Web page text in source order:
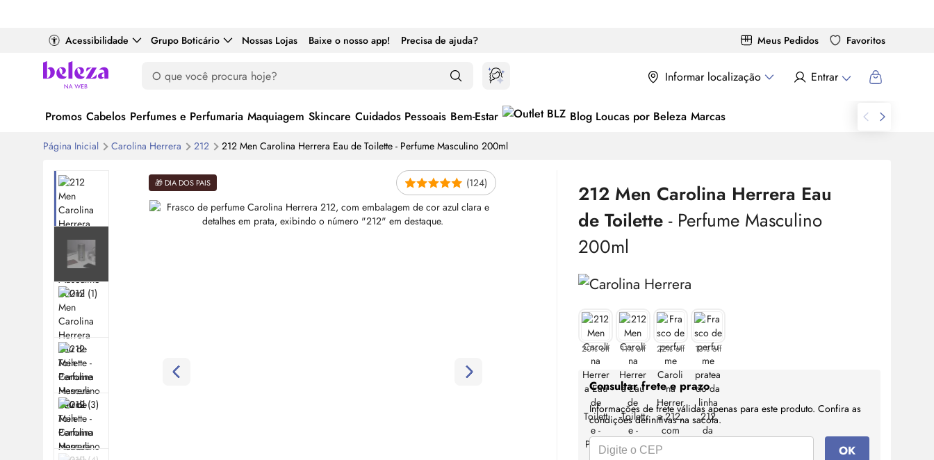
Acessibilidade Grupo Boticário Nossas Lojas Baixe o nosso app! Precisa de ajuda? Meus Pedidos Favoritos
Informar localização Entrar
Promos Cabelos Perfumes e Perfumaria Maquiagem Skincare Cuidados Pessoais Bem-Estar Blog Loucas por Beleza Marcas
Página Inicial Carolina Herrera 212 212 Men Carolina Herrera Eau de Toilette - Perfume Masculino 200ml
212 Men Carolina Herrera Eau
de Toilette - Perfume Masculino
200ml
20% off 11% off 22% off 13% off
Consultar frete e prazo
Informações de frete válidas apenas para este produto. Confira as
condições definitivas na sacola.
OK
🎁 DIA DOS PAIS (124)